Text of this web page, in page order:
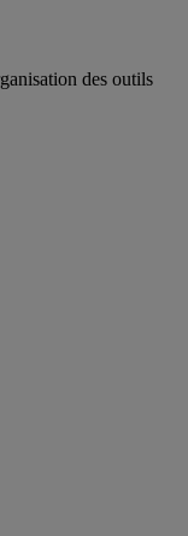
des outils